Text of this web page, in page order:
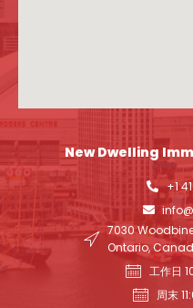
New Dwelling
+1
7030
Ontario,
工作日
周末